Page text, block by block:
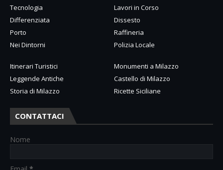
Tecnologia
Lavori in Corso
Differenziata
Dissesto
Porto
Raffineria
Nei Dintorni
Polizia Locale
Itinerari Turistici
Monumenti a Milazzo
Leggende Antiche
Castello di Milazzo
Storia di Milazzo
Ricette Siciliane
CONTATTACI
Nome